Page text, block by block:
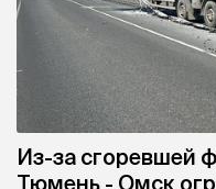
Из-за сгоревшей
Тюмень - Омск